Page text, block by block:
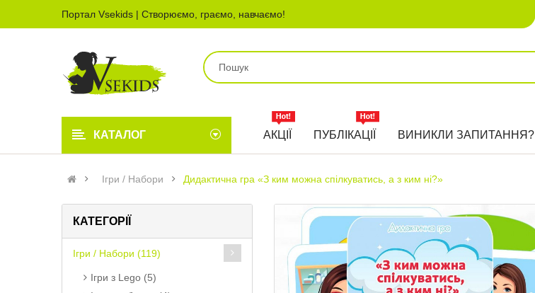
Портал Vsekids | Створюємо, граємо, навчаємо!
КАТАЛОГ АКЦІЇ ПУБЛІКАЦІЇ ВИНИКЛИ ЗАПИТАННЯ?
Ігри / Набори Дидактична гра «З ким можна спілкуватись, а з ким ні?»
КАТЕГОРІЇ
Ігри / Набори (119)
Ігри з Lego (5)